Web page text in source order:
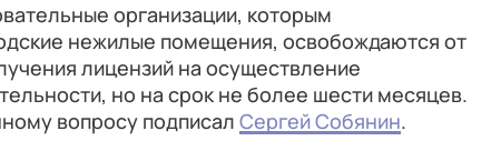
организации, которым
нежилые помещения, освобождаются от
лицензий на осуществление
но на срок не более шести месяцев.
вопросу подписал Сергей Собянин.